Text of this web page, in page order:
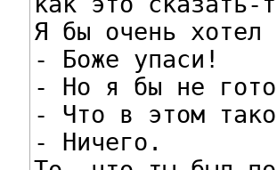
Я бы очень хотел
- Боже упаси!
- Но я бы не
- Что в этом
- Ничего.